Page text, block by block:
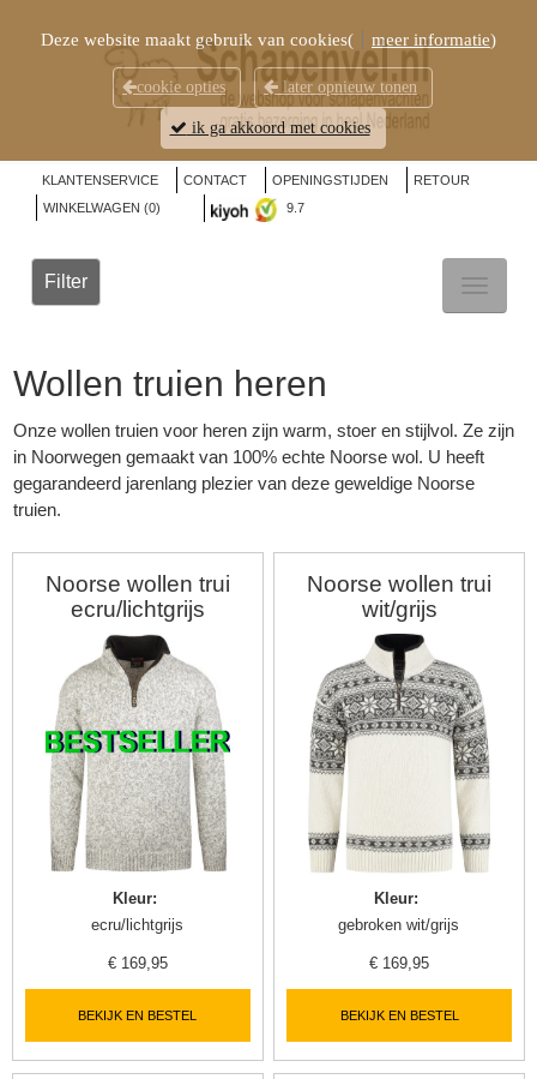
KLANTENSERVICE CONTACT OPENINGSTIJDEN
RETOUR
WINKELWAGEN (0) 9.7
Filter
Wollen truien heren
Onze wollen truien voor heren zijn warm, stoer en stijlvol. Ze zijn
in Noorwegen gemaakt van 100% echte Noorse wol. U heeft
gegarandeerd jarenlang plezier van deze geweldige Noorse
truien.
Noorse wollen trui
ecru/lichtgrijs
Kleur:
ecru/lichtgrijs
€ 169,95
BEKIJK EN BESTEL
Noorse wollen trui
wit/grijs
Kleur:
gebroken wit/grijs
€ 169,95
BEKIJK EN BESTEL
Deze website maakt gebruik van cookies( meer informatie)
cookie opties later opnieuw tonen
ik ga akkoord met cookies